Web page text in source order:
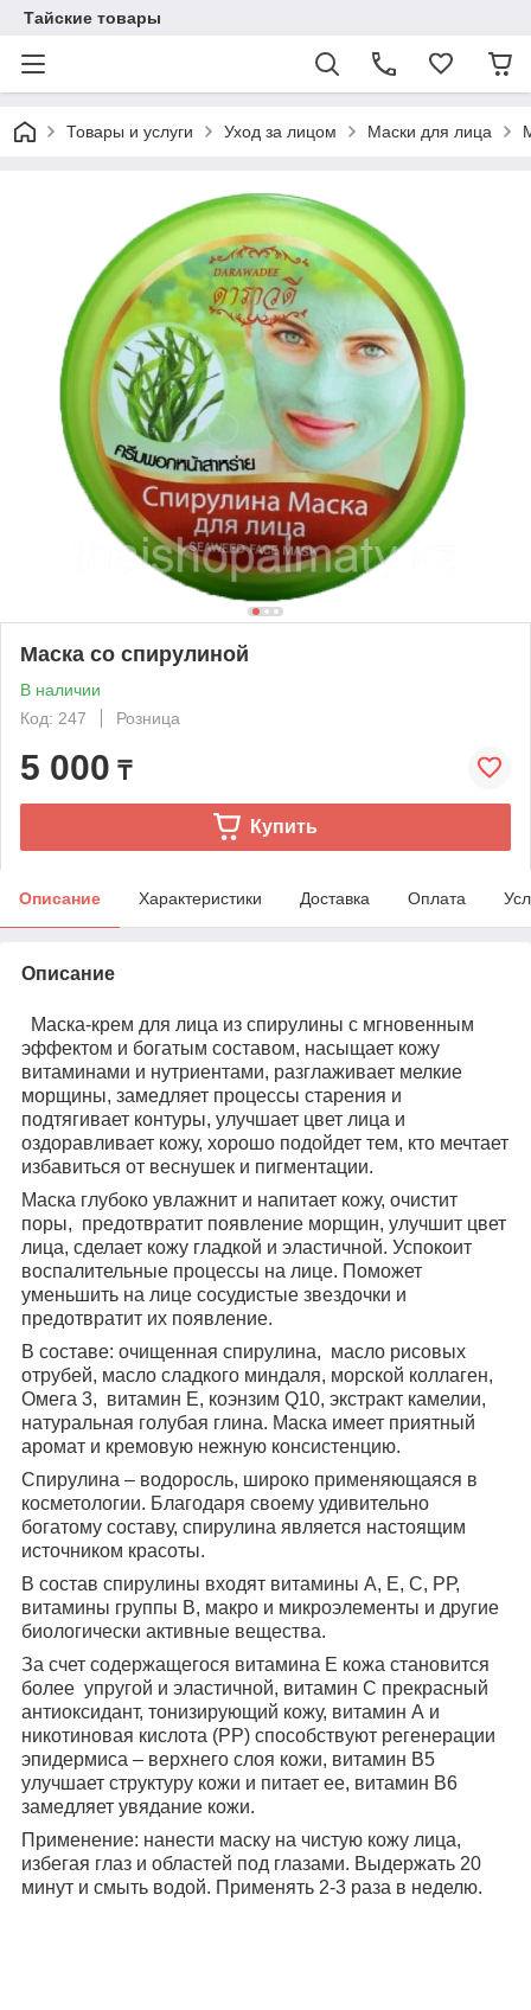
Тайские товары
Товары и услуги Уход за лицом Маски для лица
Маска со спирулиной
В наличии
Код: 247
Розница
5 000 ₸
Купить
Описание Характеристики Доставка Оплата
Описание
Маска-крем для лица из спирулины с мгновенным
эффектом и богатым составом, насыщает кожу
витаминами и нутриентами, разглаживает мелкие
морщины, замедляет процессы старения и
подтягивает контуры, улучшает цвет лица и
оздоравливает кожу, хорошо подойдет тем, кто мечтает
избавиться от веснушек и пигментации.
Маска глубоко увлажнит и напитает кожу, очистит
поры, предотвратит появление морщин, улучшит цвет
лица, сделает кожу гладкой и эластичной. Успокоит
воспалительные процессы на лице. Поможет
уменьшить на лице сосудистые звездочки и
предотвратит их появление.
В составе: очищенная спирулина, масло рисовых
отрубей, масло сладкого миндаля, морской коллаген,
Омега 3, витамин Е, коэнзим Q10, экстракт камелии,
натуральная голубая глина. Маска имеет приятный
аромат и кремовую нежную консистенцию.
Спирулина – водоросль, широко применяющаяся в
косметологии. Благодаря своему удивительно
богатому составу, спирулина является настоящим
источником красоты.
В состав спирулины входят витамины А, Е, С, РР,
витамины группы В, макро и микроэлементы и другие
биологически активные вещества.
За счет содержащегося витамина Е кожа становится
более упругой и эластичной, витамин С прекрасный
антиоксидант, тонизирующий кожу, витамин А и
никотиновая кислота (РР) способствуют регенерации
эпидермиса – верхнего слоя кожи, витамин В5
улучшает структуру кожи и питает ее, витамин В6
замедляет увядание кожи.
Применение: нанести маску на чистую кожу лица,
избегая глаз и областей под глазами. Выдержать 20
минут и смыть водой. Применять 2-3 раза в неделю.